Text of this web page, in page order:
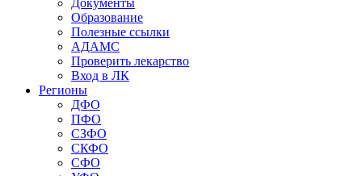
Документы
Образование
Полезные ссылки
АДАМС
Проверить лекарство
Вход в ЛК
Регионы
ДФО
ПФО
СЗФО
СКФО
СФО